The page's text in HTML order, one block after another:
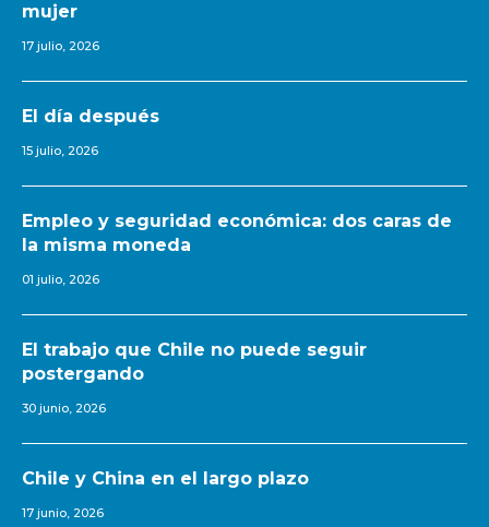
mujer
17 julio, 2026
El día después
15 julio, 2026
Empleo y seguridad económica: dos caras de
la misma moneda
01 julio, 2026
El trabajo que Chile no puede seguir
postergando
30 junio, 2026
Chile y China en el largo plazo
17 junio, 2026